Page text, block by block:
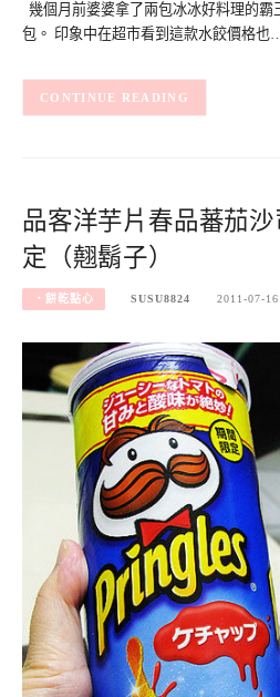
幾個月前婆婆拿了兩包冰冰好料理的
包。 印象中在超市看到這款水餃價格也
CONTINUE READING
品客洋芋片春品蕃茄
定（翹鬍子）
‧餅乾點心 SUSU8824 2011-07-16